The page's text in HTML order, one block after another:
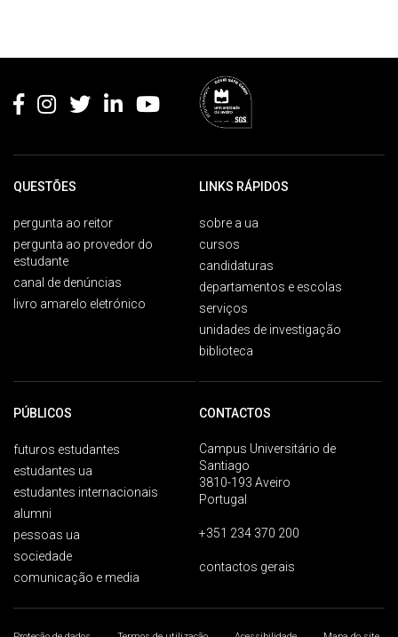
QUESTÕES
pergunta ao reitor
pergunta ao provedor do
estudante
canal de denúncias
livro amarelo eletrónico
LINKS RÁPIDOS
sobre a ua
cursos
candidaturas
departamentos e escolas
serviços
unidades de investigação
biblioteca
PÚBLICOS
futuros estudantes
estudantes ua
estudantes internacionais
alumni
pessoas ua
sociedade
comunicação e media
CONTACTOS
Campus Universitário de
Santiago
3810-193 Aveiro
Portugal
+351 234 370 200
contactos gerais